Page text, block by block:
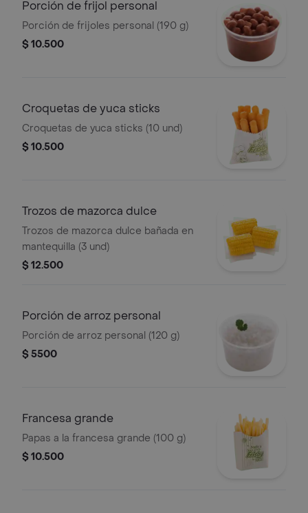
Porción de frijol personal
Porción de frijoles personal (190 g)
$ 10.500
Croquetas de yuca sticks
Croquetas de yuca sticks (10 und)
$ 10.500
Trozos de mazorca dulce
Trozos de mazorca dulce bañada en
mantequilla (3 und)
$ 12.500
Porción de arroz personal
Porción de arroz personal (120 g)
$ 5500
Francesa grande
Papas a la francesa grande (100 g)
$ 10.500